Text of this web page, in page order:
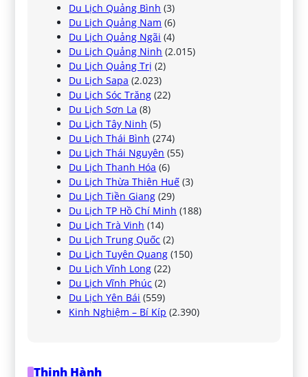
Du Lịch Quảng Bình (3)
Du Lịch Quảng Nam (6)
Du Lịch Quảng Ngãi (4)
Du Lịch Quảng Ninh (2.015)
Du Lịch Quảng Trị (2)
Du Lịch Sapa (2.023)
Du Lịch Sóc Trăng (22)
Du Lịch Sơn La (8)
Du Lịch Tây Ninh (5)
Du Lịch Thái Bình (274)
Du Lịch Thái Nguyên (55)
Du Lịch Thanh Hóa (6)
Du Lịch Thừa Thiên Huế (3)
Du Lịch Tiền Giang (29)
Du Lịch TP Hồ Chí Minh (188)
Du Lịch Trà Vinh (14)
Du Lịch Trung Quốc (2)
Du Lịch Tuyên Quang (150)
Du Lịch Vĩnh Long (22)
Du Lịch Vĩnh Phúc (2)
Du Lịch Yên Bái (559)
Kinh Nghiệm – Bí Kíp (2.390)
Thịnh Hành